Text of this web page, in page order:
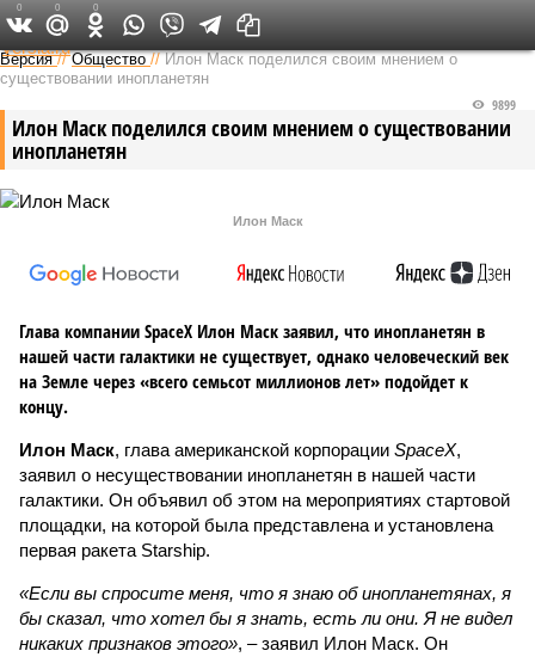
Федеральный выпуск
Версия //Общество //Илон Маск поделился своим мнением о
существовании инопланетян
Илон Маск поделился своим мнением о существовании
инопланетян
9899
Илон Маск
Глава компании SpaceX Илон Маск заявил, что инопланетян в
нашей части галактики не существует, однако человеческий век
на Земле через «всего семьсот миллионов лет» подойдет к
концу.
Илон Маск, глава американской корпорации SpaceX,
заявил о несуществовании инопланетян в нашей части
галактики. Он объявил об этом на мероприятиях стартовой
площадки, на которой была представлена и установлена
первая ракета Starship.
«Если вы спросите меня, что я знаю об инопланетянах, я
бы сказал, что хотел бы я знать, есть ли они. Я не видел
никаких признаков этого», – заявил Илон Маск. Он
0 0 0